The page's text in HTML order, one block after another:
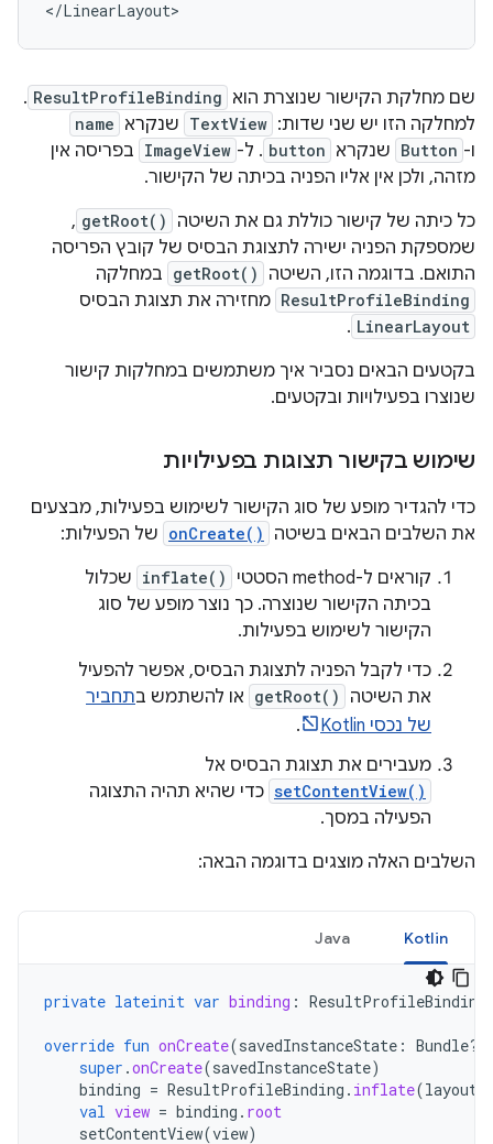
שם מחלקת הקישור שנוצרת הוא ResultProfileBinding
.
למחלקה הזו יש שני שדות: TextView שנקרא name
ו- Button שנקרא button . ל- ImageView בפריסה אין
מזהה, ולכן אין אליו הפניה בכיתה של הקישור.
כל כיתה של קישור כוללת גם את השיטה
getRoot()
,
שמספקת הפניה ישירה לתצוגת הבסיס של קובץ הפריסה
התואם. בדוגמה הזו, השיטה
getRoot() במחלקה
ResultProfileBinding מחזירה את תצוגת הבסיס
LinearLayout
.
בקטעים הבאים נסביר איך משתמשים במחלקות קישור
שנוצרו בפעילויות ובקטעים.
שימוש בקישור תצוגות בפעילויות
כדי להגדיר מופע של סוג הקישור לשימוש בפעילות, מבצעים
את השלבים הבאים בשיטה
onCreate() של הפעילות:
קוראים ל-method הסטטי
inflate() שכלול
בכיתה הקישור שנוצרה. כך נוצר מופע של סוג
הקישור לשימוש בפעילות.
כדי לקבל הפניה לתצוגת הבסיס, אפשר להפעיל
את השיטה
getRoot() או להשתמש בתחביר
של נכסי Kotlin
.
מעבירים את תצוגת הבסיס אל
setContentView() כדי שהיא תהיה התצוגה
הפעילה במסך.
השלבים האלה מוצגים בדוגמה הבאה:
Kotlin
Java
private lateinit var binding : ResultProfileBinding
override fun onCreate(savedInstanceState : Bundle?)
super .onCreate(savedInstanceState)
binding = ResultProfileBinding . inflate(
val view = binding . root
setContentView(view)